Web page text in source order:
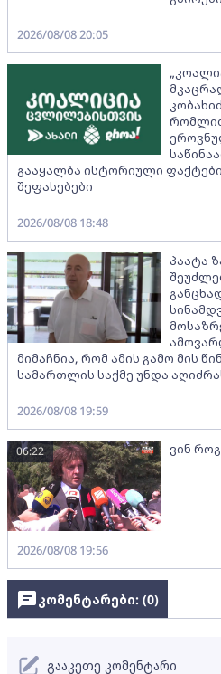
2026/08/08 20:05
გააყალბა ისტორიული
შეფასებები
2026/08/08 18:48
პაატა
მიმაჩნია, რომ ამის გამო მის
სამართლის საქმე უნდა
2026/08/08 19:59
ვინ
06:22
2026/08/08 19:56
კომენტარები: (0)
გააკეთე კომენტარი